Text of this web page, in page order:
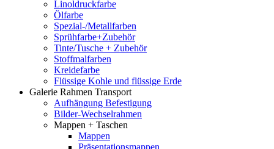
Linoldruckfarbe
Ölfarbe
Spezial-/Metallfarben
Sprühfarbe+Zubehör
Tinte/Tusche + Zubehör
Stoffmalfarben
Kreidefarbe
Flüssige Kohle und flüssige Erde
Galerie Rahmen Transport
Aufhängung Befestigung
Bilder-Wechselrahmen
Mappen + Taschen
Mappen
Präsentationsmappen